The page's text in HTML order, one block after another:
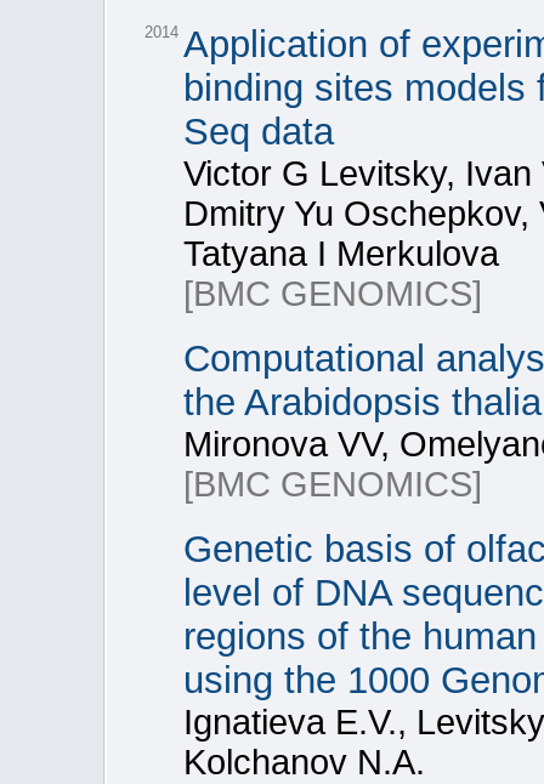
2014 Application of
binding sites
Seq data
Victor G Levitsky,
Dmitry Yu
Tatyana I Merkulova
[BMC GENOMICS]
Computational
the Arabidopsis
Mironova VV,
[BMC GENOMICS]
Genetic basis of
level of DNA
regions of the
using the 1000
Ignatieva E.V.,
Kolchanov N.A.